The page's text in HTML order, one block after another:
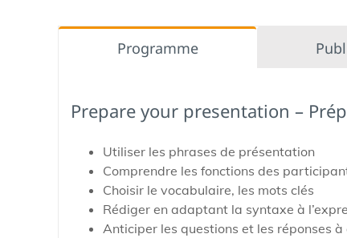
Programme
Prepare your presentation –
Utiliser les phrases de présentation
Comprendre les fonctions des
Choisir le vocabulaire, les mots clés
Rédiger en adaptant la syntaxe à
Anticiper les questions et les réponses